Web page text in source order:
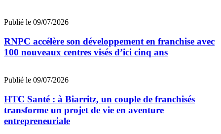
Publié le 09/07/2026
RNPC accélère son développement en franchise avec
100 nouveaux centres visés d’ici cinq ans
Publié le 09/07/2026
HTC Santé : à Biarritz, un couple de franchisés
transforme un projet de vie en aventure
entrepreneuriale